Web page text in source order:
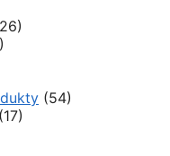
(54)
(17)